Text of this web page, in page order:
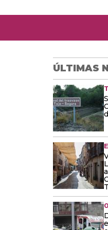
ÚLTIMAS